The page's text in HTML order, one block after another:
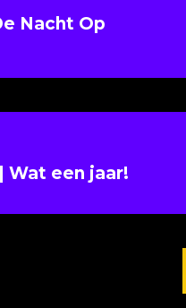
Nacht Op
Wat een jaar!
jaar!